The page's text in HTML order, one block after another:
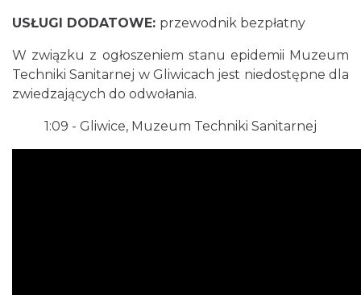
USŁUGI DODATOWE: przewodnik bezpłatny
W związku z ogłoszeniem stanu epidemii Muzeum
Techniki Sanitarnej w Gliwicach jest niedostępne dla
zwiedzających do odwołania.
1:09 - Gliwice, Muzeum Techniki Sanitarnej